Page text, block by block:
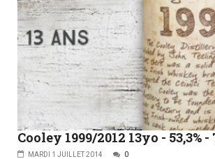
Cooley 1999/2012 13yo - 53,3%
MARDI 1 JUILLET 2014 0